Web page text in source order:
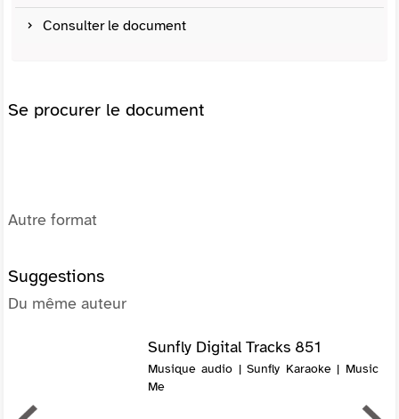
Consulter le document
Se procurer le document
Autre format
Suggestions
Du même auteur
Sunfly Digital Tracks 851
Musique audio | Sunfly Karaoke | Music
Me